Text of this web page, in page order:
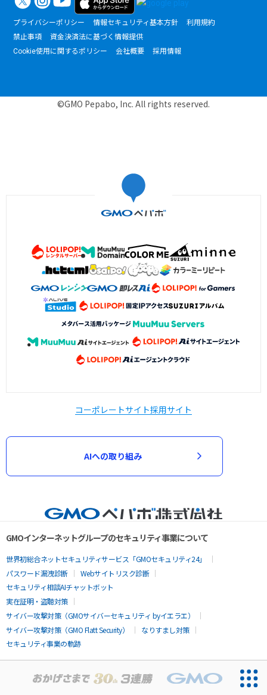
プライバシーポリシー 情報セキュリティ基本方針
利用規約
禁止事項
資金決済法に基づく情報提供
Cookie使用に関するポリシー
会社概要 採用情報
©GMO Pepabo, Inc. All rights reserved.
コーポレートサイト採用サイト
AIへの取り組み
GMOインターネットグループのセキュリティ事業について
世界初総合ネットセキュリティサービス「GMOセキュリティ24」
パスワード漏洩診断
Webサイトリスク診断
セキュリティ相談AIチャットボット
実在証明・盗聴対策
サイバー攻撃対策（GMOサイバーセキュリティ byイエラエ）
サイバー攻撃対策（GMO Flatt Security）
なりすまし対策
セキュリティ事業の軌跡